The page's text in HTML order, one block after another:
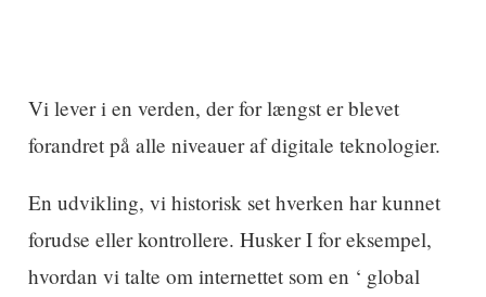
Vi lever i en verden, der for længst er blevet
forandret på alle niveauer af digitale teknologier.
En udvikling, vi historisk set hverken har kunnet
forudse eller kontrollere. Husker I for eksempel,
hvordan vi talte om internettet som en ‘ global